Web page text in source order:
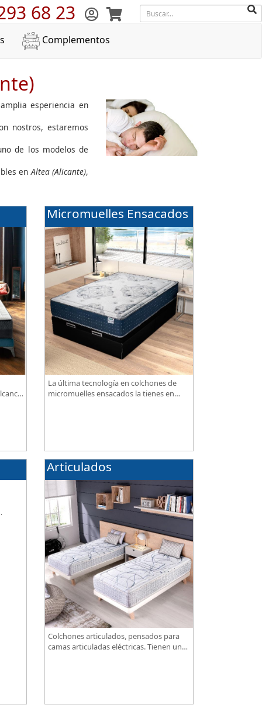
68 23
Complementos
esperiencia en
nostros, estaremos
de los modelos de
enAltea (Alicante),
Micromuelles Ensacados
La última tecnología en colchones de
micromuelles ensacados la tienes en
Articulados
Colchones articulados, pensados para
camas articuladas eléctricas. Tienen un